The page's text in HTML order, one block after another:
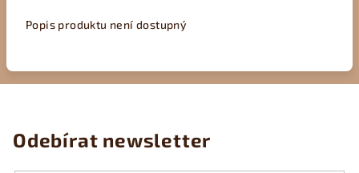
Popis produktu není dostupný
Odebírat newsletter